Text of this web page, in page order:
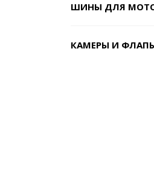
ШИНЫ ДЛЯ
КАМЕРЫ И